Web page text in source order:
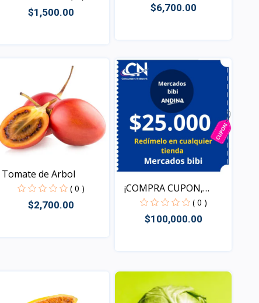
$1,500.00 $6,700.00
Tomate de Arbol
( 0 )
$2,700.00
¡COMPRA CUPON,
REDIME T...
( 0 )
$100,000.00